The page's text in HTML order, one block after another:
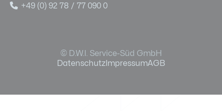
 +49 (0) 92 78 / 77 090 0
Datenschutz ImpressumAGB
© D.W.I. Service-Süd GmbH